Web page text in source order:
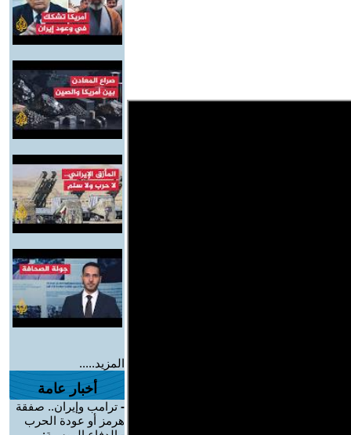
المزيد.....
أخبار عامة
- ترامب وإيران.. صفقة
هرمز أو عودة الحرب